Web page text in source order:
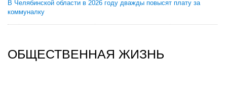
В Челябинской области в 2026 году дважды повысят плату за
коммуналку
ОБЩЕСТВЕННАЯ ЖИЗНЬ